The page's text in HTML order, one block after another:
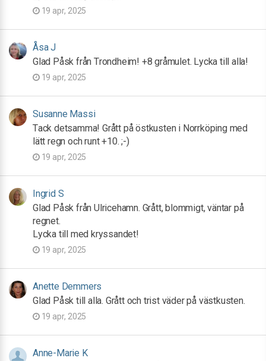
19 apr, 2025
Åsa J
Glad Påsk från Trondheim! +8 gråmulet. Lycka till alla!
19 apr, 2025
Susanne Massi
Tack detsamma! Grått på östkusten i Norrköping med
lätt regn och runt +10. ;-)
19 apr, 2025
Ingrid S
Glad Påsk från Ulricehamn. Grått, blommigt, väntar på
regnet.
Lycka till med kryssandet!
19 apr, 2025
Anette Demmers
Glad Påsk till alla. Grått och trist väder på västkusten.
19 apr, 2025
Anne-Marie K